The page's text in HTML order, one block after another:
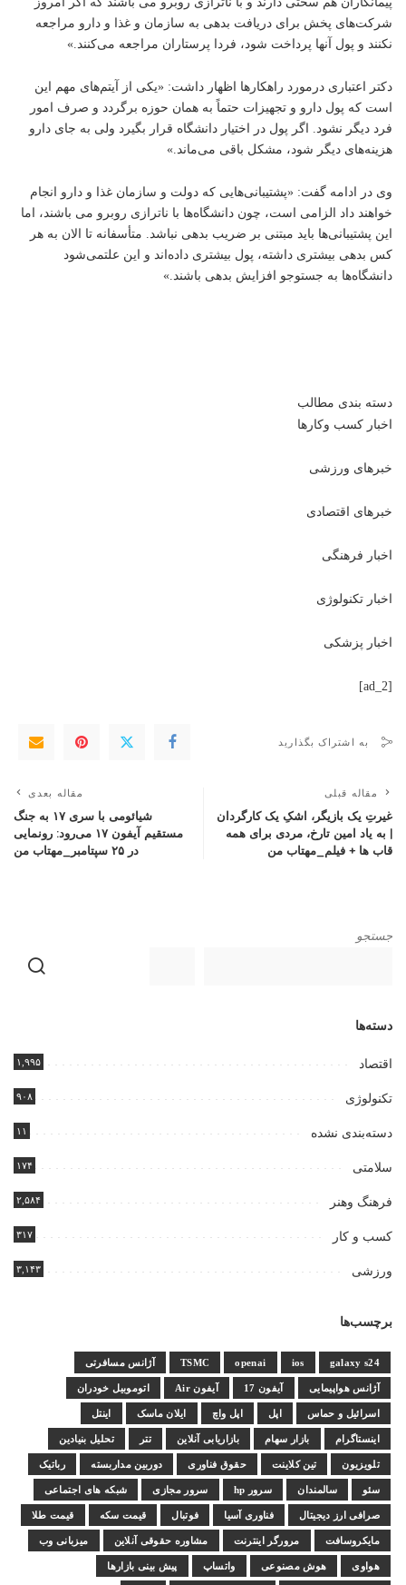
شرکت‌های پخش برای دریافت بدهی به سازمان و غذا و دارو مراجعه
نکنند و پول آنها پرداخت شود، فردا پرستاران مراجعه می‌کنند.»
دکتر اعتباری درمورد راهکارها اظهار داشت: «یکی از آیتم‌های مهم این
است که پول دارو و تجهیزات حتماً به همان حوزه برگردد و صرف امور
فرد دیگر نشود. اگر پول در اختیار دانشگاه قرار بگیرد ولی به جای دارو
هزینه‌های دیگر شود، مشکل باقی می‌ماند.»
وی در ادامه گفت: «پشتیبانی‌هایی که دولت و سازمان غذا و دارو انجام
خواهند داد الزامی است، چون دانشگاه‌ها با ناترازی روبرو می باشند، اما
این پشتیبانی‌ها باید مبتنی بر ضریب بدهی نباشد. متأسفانه تا الان به هر
کس بدهی بیشتری داشته، پول بیشتری داده‌اند و این علتمی‌شود
دانشگاه‌ها به جستوجو افزایش بدهی باشند.»
دسته بندی مطالب
اخبار کسب وکارها
خبرهای ورزشی
خبرهای اقتصادی
اخبار فرهنگی
اخبار تکنولوژی
اخبار پزشکی
[ad_2]
به اشتراک بگذارید
مقاله قبلی
غیرتِ یک بازیگر، اشکِ یک کارگردان
| به یاد امین تارخ، مردی برای همه
قاب ها + فیلم_مهتاب من
مقاله بعدی
شیائومی با سری ۱۷ به جنگ
مستقیم آیفون ۱۷ می‌رود: رونمایی
در ۲۵ سپتامبر_مهتاب من
جستجو
دسته‌ها
اقتصاد ۱,۹۹۵
تکنولوژی ۹۰۸
دسته‌بندی نشده ۱۱
سلامتی ۱۷۴
فرهنگ وهنر ۲,۵۸۴
کسب و کار ۳۱۷
ورزشی ۳,۱۴۳
برچسب‌ها
galaxy s24
ios
openai
TSMC آژانس مسافرتی
آژانس هواپیمایی آیفون 17 آیفون Air اتوموبیل خودران
اسرائیل و حماس اپل اپل واچ ایلان ماسک اینتل
اینستاگرام بازار سهام بازاریابی آنلاین تتر تحلیل بنیادین
تلویزیون تین کلاینت حقوق فناوری دوربین مداربسته رباتیک
سئو سالمندان سرور hp سرور مجازی شبکه های اجتماعی
صرافی ارز دیجیتال فناوری آسیا فوتبال قیمت سکه قیمت طلا
مایکروسافت مرورگر اینترنت مشاوره حقوقی آنلاین میزبانی وب
هواوی هوش مصنوعی واتساپ پیش بینی بازارها